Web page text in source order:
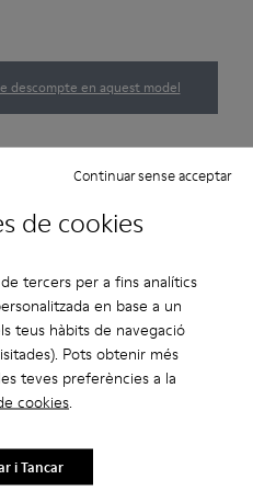
de cookies
tercers per a fins analítics
en base a un
teus hàbits de navegació
Pots obtenir més
teves preferències a la
cookies.
Continuar sense acceptar
i Tancar
descompte en aquest model
Peu s'inspira en la forma
tots els beneficis